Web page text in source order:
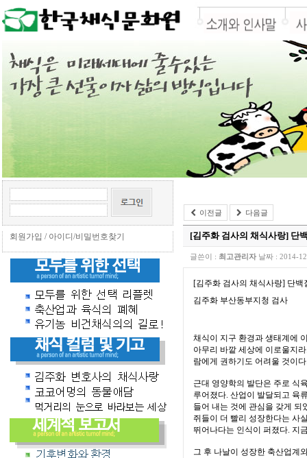
회원가입 / 아이디/비밀번호찾기
이전글 다음글
[김주화 검사의 채식사랑] 단
글쓴이 : 최고관리자 날짜 : 2014-
[김주화 검사의 채식사랑] 단백
김주화 부산동부지청 검사
채식이 지구 환경과 생태계에
아무리 바깥 세상에 이로울지
람에게 권하기도 어려울 것이
근대 영양학의 발단은 주로 식
루어졌다. 산업이 발달되고 육
들어 내는 것에 관심을 갖게 되
쥐들이 더 빨리 성장한다는 사
뛰어나다는 인식이 퍼졌다. 지
그 후 나날이 성장한 축산업계